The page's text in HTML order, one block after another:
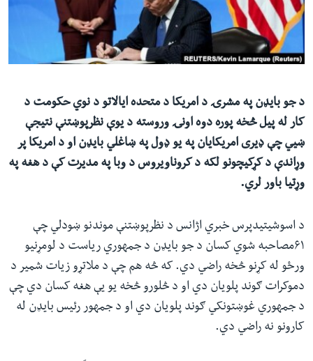
شئ
لټون
ځای
شئ
له مونږ سره په تماس کې پاتې شئ
ژبې
د جو بایډن په مشرۍ د امریکا د متحده ایالاتو د نوي حکومت د
کار له پیل څخه پوره دوه اونۍ وروسته د یوې نظرپوښتنې نتیجې
ښیي چې ډیری امریکایان په یو ډول په ښاغلي بایډن او د امریکا پر
وړاندې د کړکیچونو لکه د کروناویروس د وبا په مدیرت کې د هغه په
وړتیا باور لري.
د اسوشیتیدپرس خبري اژانس د نظرپوښتنې موندنو ښودلي چې
۶۱مصاحبه شوي کسان د جو بایډن د جمهوري ریاست د لومړنیو
ورځو له کړنو څخه راضي دي. که څه هم چې د ملاتړو زیات شمیر د
دموکرات ګوند پلویان دي او د څلورو څخه یو یې هغه کسان دي چې
د جمهوري غوښتونکي ګوند پلویان دي او د جمهور رئیس بایډن له
کارونو نه راضي دي.